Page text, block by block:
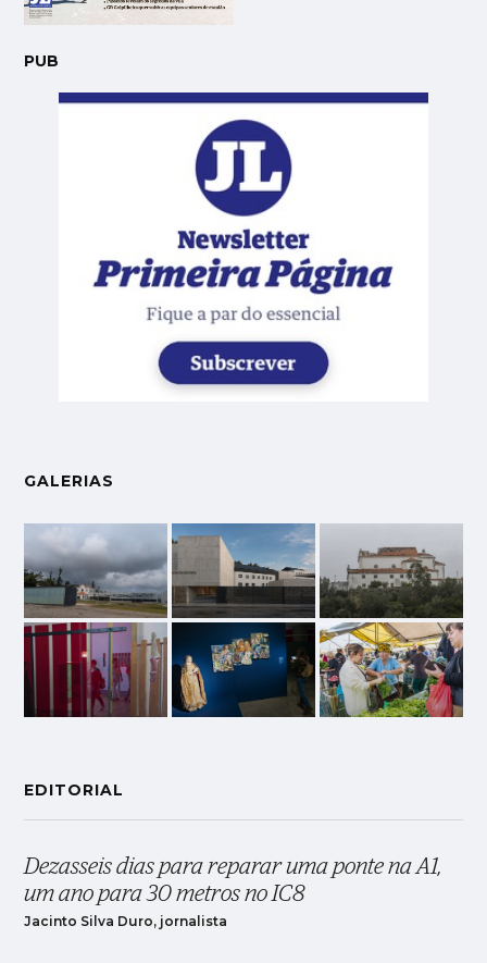
PUB
GALERIAS
EDITORIAL
Dezasseis dias para reparar uma ponte na A1,
um ano para 30 metros no IC8
Jacinto Silva Duro, jornalista